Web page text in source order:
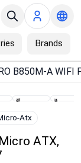
Brands
Atx
ATX,